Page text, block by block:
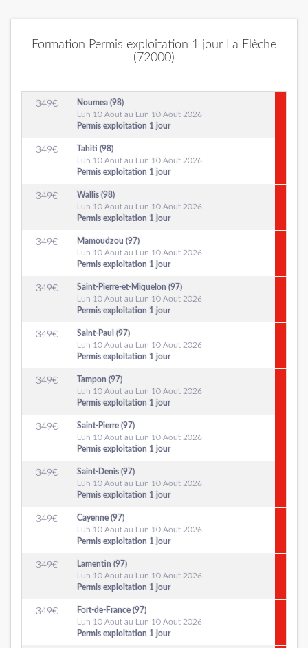
Formation Permis exploitation 1 jour La Flèche
(72000)
349€
Noumea (98)
Lun 10 Aout au Lun 10 Aout 2026
Permis exploitation 1 jour
349€
Tahiti (98)
Lun 10 Aout au Lun 10 Aout 2026
Permis exploitation 1 jour
349€
Wallis (98)
Lun 10 Aout au Lun 10 Aout 2026
Permis exploitation 1 jour
349€
Mamoudzou (97)
Lun 10 Aout au Lun 10 Aout 2026
Permis exploitation 1 jour
349€
Saint-Pierre-et-Miquelon (97)
Lun 10 Aout au Lun 10 Aout 2026
Permis exploitation 1 jour
349€
Saint-Paul (97)
Lun 10 Aout au Lun 10 Aout 2026
Permis exploitation 1 jour
349€
Tampon (97)
Lun 10 Aout au Lun 10 Aout 2026
Permis exploitation 1 jour
349€
Saint-Pierre (97)
Lun 10 Aout au Lun 10 Aout 2026
Permis exploitation 1 jour
349€
Saint-Denis (97)
Lun 10 Aout au Lun 10 Aout 2026
Permis exploitation 1 jour
349€
Cayenne (97)
Lun 10 Aout au Lun 10 Aout 2026
Permis exploitation 1 jour
349€
Lamentin (97)
Lun 10 Aout au Lun 10 Aout 2026
Permis exploitation 1 jour
349€
Fort-de-France (97)
Lun 10 Aout au Lun 10 Aout 2026
Permis exploitation 1 jour